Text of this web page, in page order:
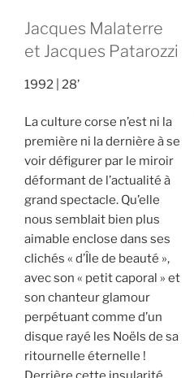
Jacques Malaterre
et Jacques Patarozzi
1992 28’
La culture corse n’est ni la
première ni la dernière à se
voir défigurer par le miroir
déformant de l’actualité à
grand spectacle. Qu’elle
nous semblait bien plus
aimable enclose dans ses
clichés « d’Île de beauté »,
avec son « petit caporal » et
son chanteur glamour
perpétuant comme d’un
disque rayé les Noëls de sa
ritournelle éternelle !